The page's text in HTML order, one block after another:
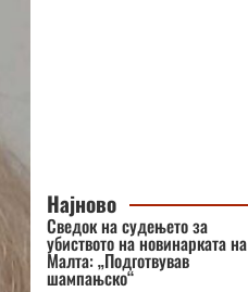
Најново
Сведок на судењето за
убиството на новинарката на
Малта: „Подготвував
шампањско“